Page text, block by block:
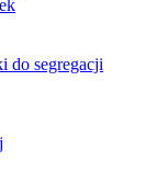
do segregacji